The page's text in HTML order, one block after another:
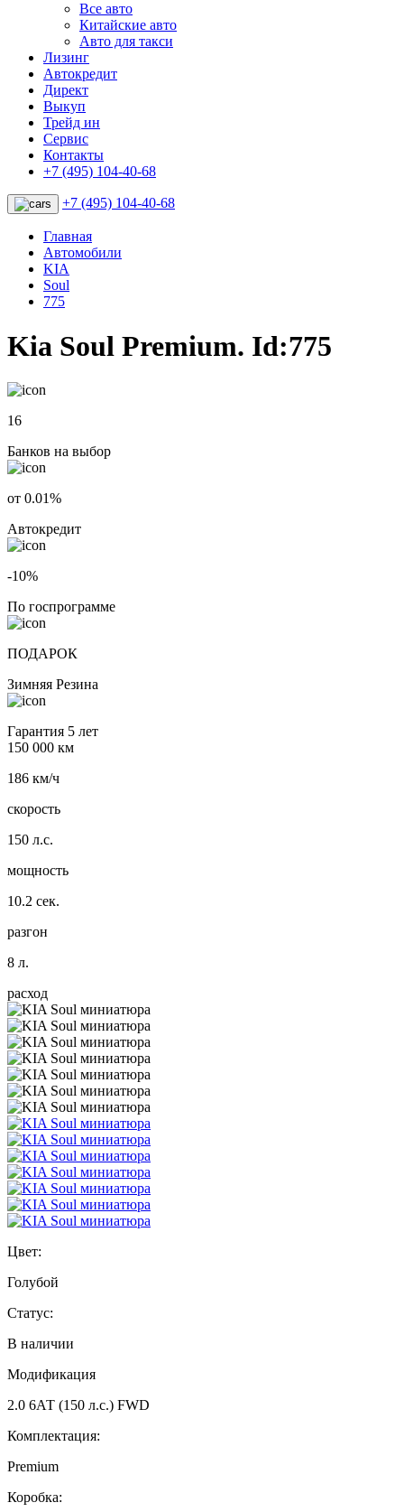
Все авто
Китайские авто
Авто для такси
Лизинг
Автокредит
Директ
Выкуп
Трейд ин
Сервис
Контакты
+7 (495) 104-40-68
+7 (495) 104-40-68
Главная
Автомобили
KIA
Soul
775
Kia Soul Premium. Id:775
16
Банков на выбор
от 0.01%
Автокредит
-10%
По госпрограмме
ПОДАРОК
Зимняя Резина
Гарантия 5 лет
150 000 км
186 км/ч
скорость
150 л.с.
мощность
10.2 сек.
разгон
8 л.
расход
Цвет:
Голубой
Статус:
В наличии
Модификация
2.0 6АТ (150 л.с.) FWD
Комплектация:
Premium
Коробка: